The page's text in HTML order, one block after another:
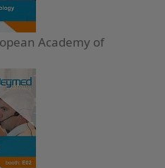
Academy of